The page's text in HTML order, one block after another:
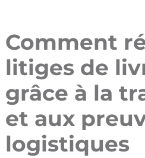
Comment
litiges de
grâce à la
et aux
logistiques